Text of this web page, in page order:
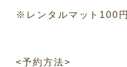
※レンタルマット100円
<予約方法>